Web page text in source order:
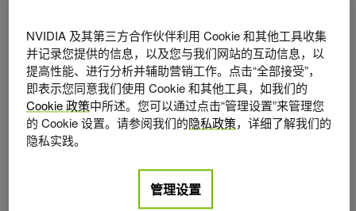
cuQuantum 的目标是在 NVIDIA GPU 和 CPU 上以光速提供
量子电路模拟。量子计算框架的用户可以利用 cuQuantum
支持的模拟器为其工作负载实现 GPU 加速。
cuQuantum 23.10 有哪些新功能？
NVIDIA cuTensorNet
进行了更新。新功能包括对 NVIDIA Grace
NVIDIA 及其第三方合作伙伴利用 Cookie 和其他工具收集
并记录您提供的信息，以及您与我们网站的互动信息，以
提高性能、进行分析并辅助营销工作。点击“全部接受”，
即表示您同意我们使用 Cookie 和其他工具，如我们的
Cookie 政策中所述。您可以通过点击“管理设置”来管理您
的 Cookie 设置。请参阅我们的隐私政策，详细了解我们的
隐私实践。
管理设置